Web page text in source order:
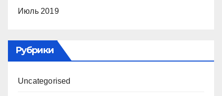
Июль 2019
Рубрики
Uncategorised